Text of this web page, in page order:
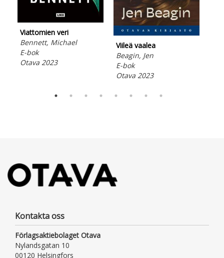
Viattomien veri
Bennett, Michael
E-bok
Otava 2023
Viileä vaalea
Beagin, Jen
E-bok
Otava 2023
Kontakta oss
Förlagsaktiebolaget Otava
Nylandsgatan 10
00120 Helsingfors